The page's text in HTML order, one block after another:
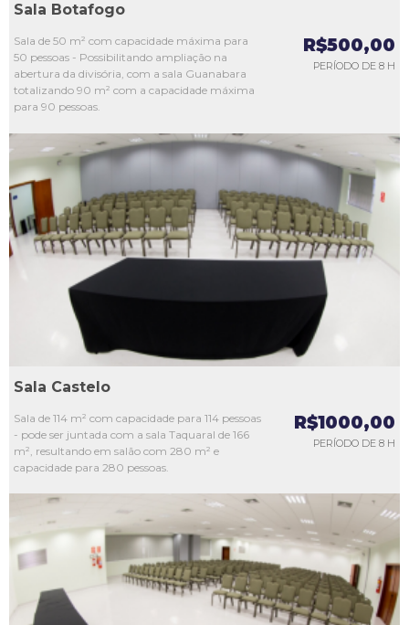
Sala Botafogo
Sala de 50 m² com capacidade máxima para
50 pessoas - Possibilitando ampliação na
abertura da divisória, com a sala Guanabara
totalizando 90 m² com a capacidade máxima
para 90 pessoas.
R$500,00
PERÍODO DE 8 H
L2
L3
L4
Sala Castelo
Sala de 114 m² com capacidade para 114 pessoas
- pode ser juntada com a sala Taquaral de 166
m², resultando em salão com 280 m² e
capacidade para 280 pessoas.
R$1000,00
PERÍODO DE 8 H
L3
L4